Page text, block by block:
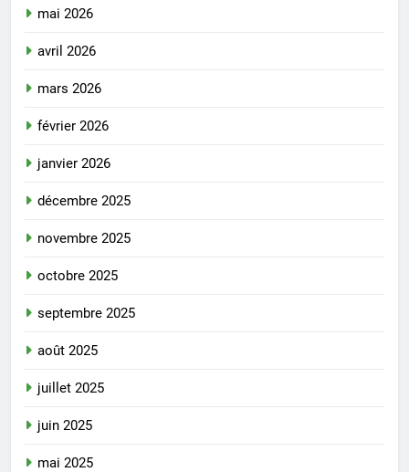
mai 2026
avril 2026
mars 2026
février 2026
janvier 2026
décembre 2025
novembre 2025
octobre 2025
septembre 2025
août 2025
juillet 2025
juin 2025
mai 2025